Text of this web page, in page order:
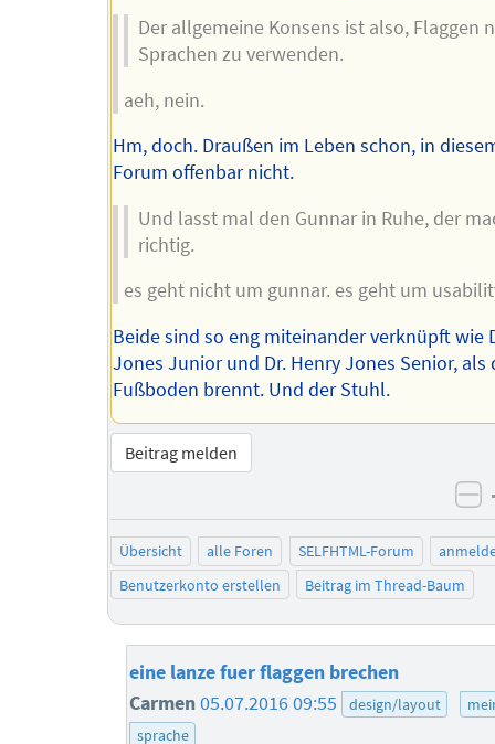
Der allgemeine Konsens ist also, Flaggen
Sprachen zu verwenden.
aeh, nein.
Hm, doch. Draußen im Leben schon, in
Forum offenbar nicht.
Und lasst mal den Gunnar in Ruhe, der
richtig.
es geht nicht um gunnar. es geht um
Beide sind so eng miteinander verknüpft wie
Jones Junior und Dr. Henry Jones Senior, als
Fußboden brennt. Und der Stuhl.
Beitrag melden
Übersicht alle Foren SELFHTML-Forum
Benutzerkonto erstellen
Beitrag im Thread-Baum
eine lanze fuer flaggen brechen
Carmen05.07.2016 09:55 design/layout
sprache